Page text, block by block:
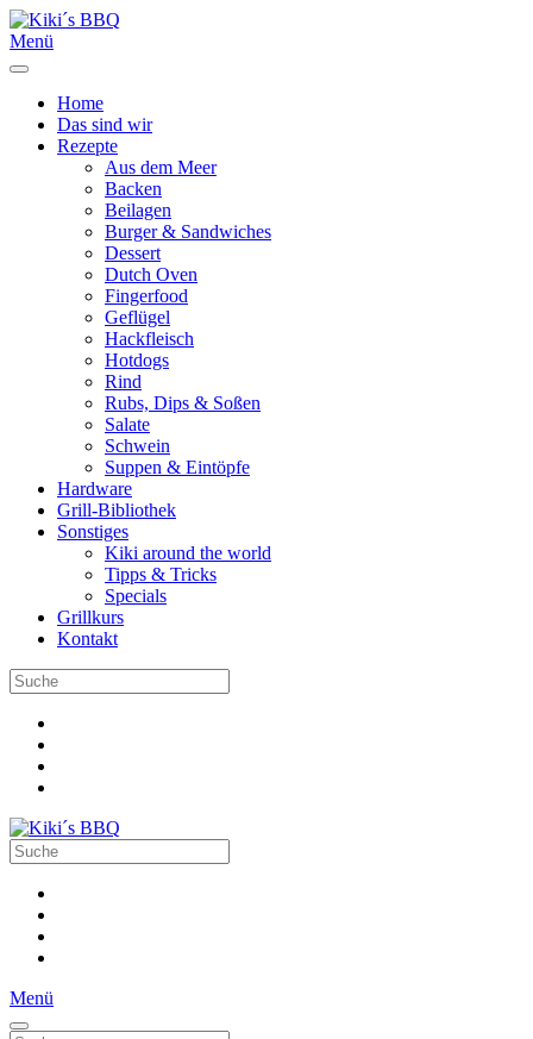
Menü
Home
Das sind wir
Rezepte
Aus dem Meer
Backen
Beilagen
Burger & Sandwiches
Dessert
Dutch Oven
Fingerfood
Geflügel
Hackfleisch
Hotdogs
Rind
Rubs, Dips & Soßen
Salate
Schwein
Suppen & Eintöpfe
Hardware
Grill-Bibliothek
Sonstiges
Kiki around the world
Tipps & Tricks
Specials
Grillkurs
Kontakt
Menü